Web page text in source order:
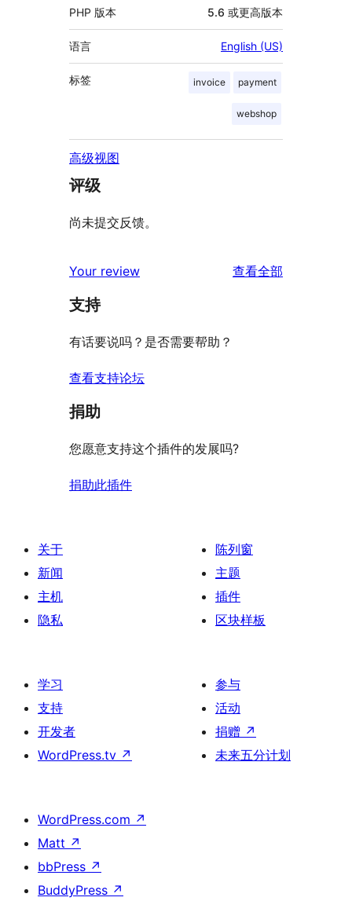
PHP 版本 5.6 或更高版本
语言 English (US)
标签 invoice payment
webshop
高级视图
评级
尚未提交反馈。
Your review 查看全部
支持
有话要说吗？是否需要帮助？
查看支持论坛
捐助
您愿意支持这个插件的发展吗?
捐助此插件
关于
新闻
主机
隐私
陈列窗
主题
插件
区块样板
学习
支持
开发者
WordPress.tv ↗
参与
活动
捐赠 ↗
未来五分计划
WordPress.com ↗
Matt ↗
bbPress ↗
BuddyPress ↗